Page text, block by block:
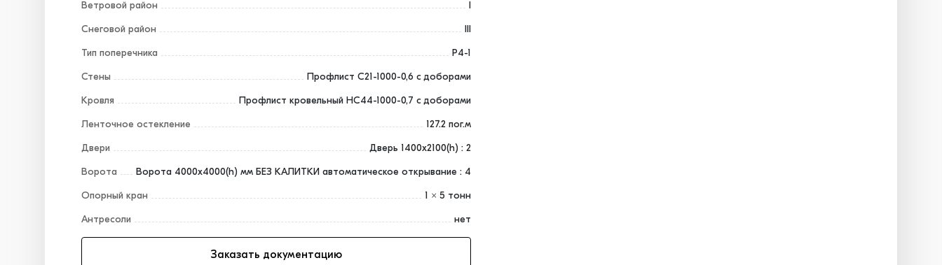
Ветровой район I
Снеговой район III
Тип поперечника Р4-1
Стены Профлист С21-1000-0,6 с доборами
Кровля Профлист кровельный НС44-1000-0,7 с доборами
Ленточное остекление 127.2 пог.м
Двери Дверь 1400х2100(h) : 2
Ворота Ворота 4000х4000(h) мм БЕЗ КАЛИТКИ автоматическое открывание : 4
Опорный кран 1 x 5 тонн
Антресоли нет
Заказать документацию